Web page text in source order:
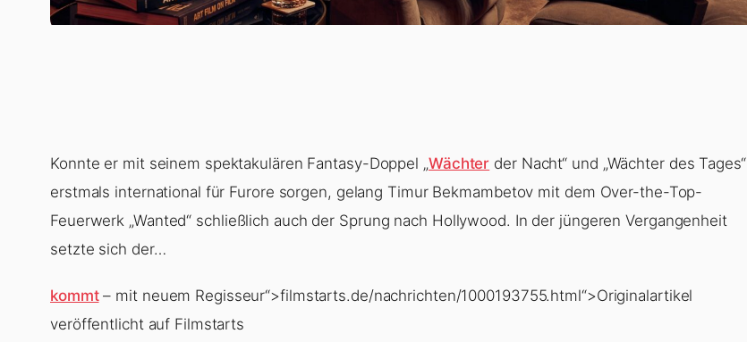
Konnte er mit seinem spektakulären Fantasy-Doppel „Wächter der Nacht“ und „Wächter des Tages“
erstmals international für Furore sorgen, gelang Timur Bekmambetov mit dem Over-the-Top-
Feuerwerk „Wanted“ schließlich auch der Sprung nach Hollywood. In der jüngeren Vergangenheit
setzte sich der…
kommt– mit neuem Regisseur“>filmstarts.de/nachrichten/1000193755.html“>Originalartikel
veröffentlicht auf Filmstarts